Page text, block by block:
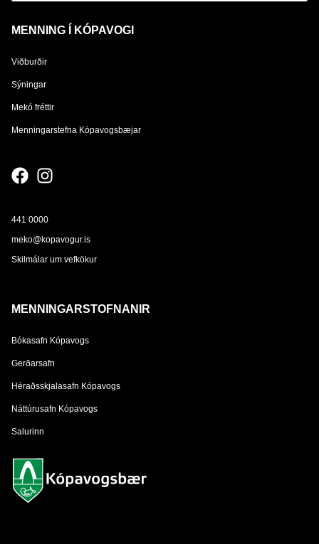
MENNING Í KÓPAVOGI
Viðburðir
Sýningar
Mekó fréttir
Menningarstefna Kópavogsbæjar
441 0000
meko@kopavogur.is
Skilmálar um vefkökur
MENNINGARSTOFNANIR
Bókasafn Kópavogs
Gerðarsafn
Héraðsskjalasafn Kópavogs
Náttúrusafn Kópavogs
Salurinn